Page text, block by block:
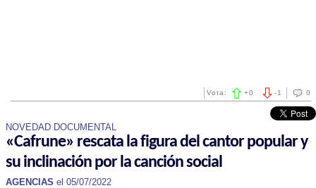
0
-1
Vota: +0
NOVEDAD DOCUMENTAL
«Cafrune» rescata la figura del cantor popular y
su inclinación por la canción social
AGENCIAS el 05/07/2022